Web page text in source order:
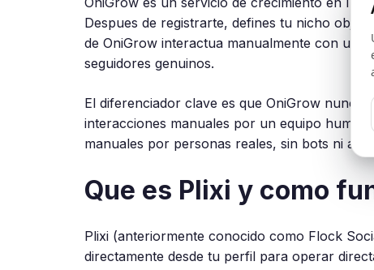
Despues de registrarte, defines tu nicho
de OniGrow interactua manualmente con
seguidores genuinos.
El diferenciador clave es que OniGrow nunca
interacciones manuales por un equipo
manuales por personas reales, sin bots ni
Que es Plixi y como
Plixi (anteriormente conocido como Flock
directamente desde tu perfil para operar